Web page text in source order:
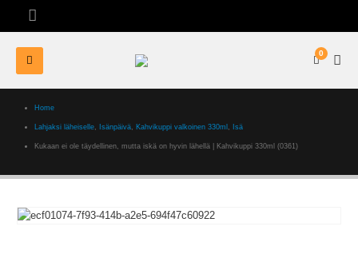
0
Home
Lahjaksi läheiselle, Isänpäivä, Kahvikuppi valkoinen 330ml , Isä
Kukaan ei ole täydellinen, mutta iskä on hyvin lähellä | Kahvikuppi 330ml (0361)